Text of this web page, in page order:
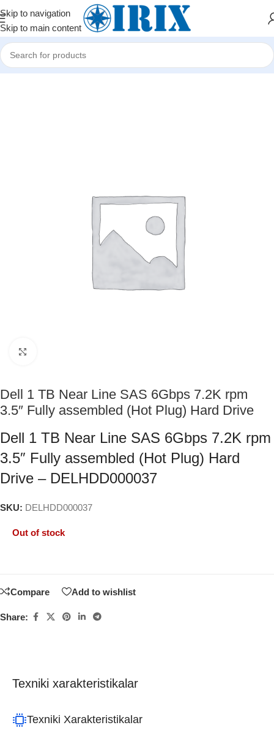
Skip to navigation
Skip to main content
Home/Shop/Kompüter hissələri
Dell 1 TB Near Line SAS 6Gbps 7.2K rpm
3.5″ Fully assembled (Hot Plug) Hard Drive
Dell 1 TB Near Line SAS 6Gbps 7.2K rpm
3.5″ Fully assembled (Hot Plug) Hard
Drive – DELHDD000037
SKU: DELHDD000037
Out of stock
Compare Add to wishlist
Share:
Texniki xarakteristikalar
Texniki Xarakteristikalar